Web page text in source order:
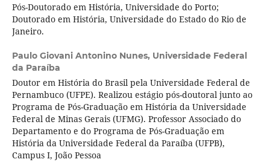
Pós-Doutorado em História, Universidade do Porto;
Doutorado em História, Universidade do Estado do Rio de
Janeiro.
Paulo Giovani Antonino Nunes, Universidade Federal
da Paraíba
Doutor em História do Brasil pela Universidade Federal de
Pernambuco (UFPE). Realizou estágio pós-doutoral junto ao
Programa de Pós-Graduação em História da Universidade
Federal de Minas Gerais (UFMG). Professor Associado do
Departamento e do Programa de Pós-Graduação em
História da Universidade Federal da Paraíba (UFPB),
Campus I, João Pessoa